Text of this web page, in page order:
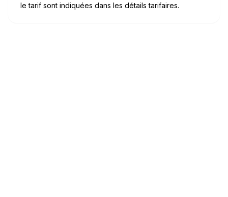
le tarif sont indiquées dans les détails tarifaires.